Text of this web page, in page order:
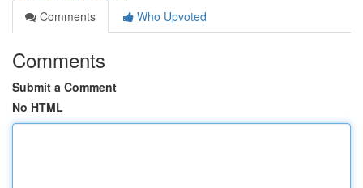
Comments
Who Upvoted
Comments
Submit a Comment
No HTML